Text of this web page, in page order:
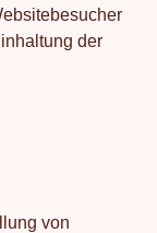
der
von